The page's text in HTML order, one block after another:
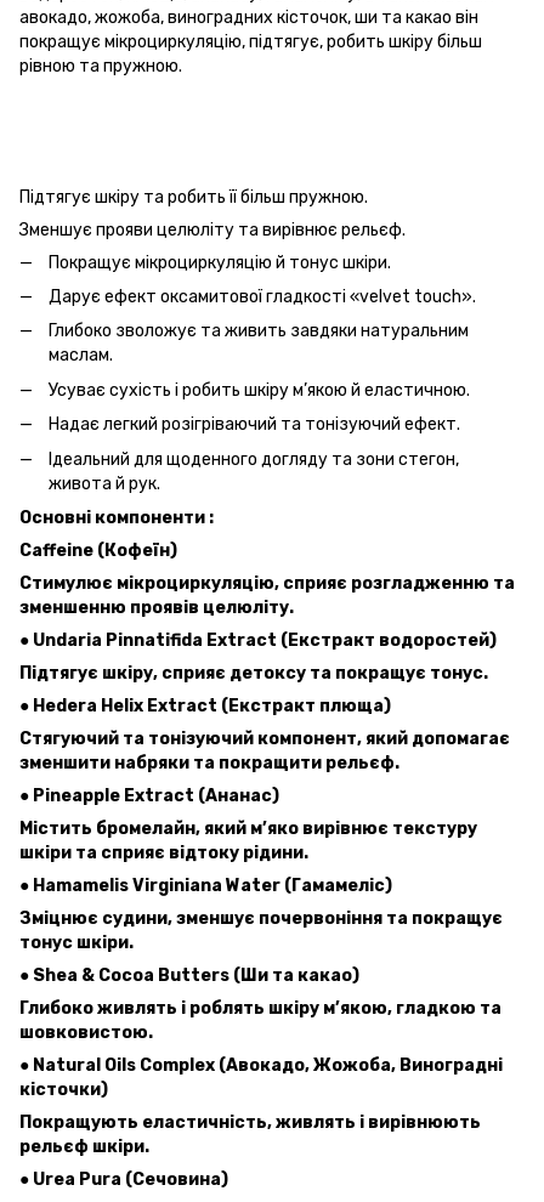
авокадо, жожоба, виноградних кісточок, ши та какао він
покращує мікроциркуляцію, підтягує, робить шкіру більш
рівною та пружною.
Підтягує шкіру та робить її більш пружною.
Зменшує прояви целюліту та вирівнює рельєф.
Покращує мікроциркуляцію й тонус шкіри.
Дарує ефект оксамитової гладкості «velvet touch».
Глибоко зволожує та живить завдяки натуральним
маслам.
Усуває сухість і робить шкіру м’якою й еластичною.
Надає легкий розігріваючий та тонізуючий ефект.
Ідеальний для щоденного догляду та зони стегон,
живота й рук.
Основні компоненти :
Caffeine (Кофеїн)
Стимулює мікроциркуляцію, сприяє розгладженню та
зменшенню проявів целюліту.
● Undaria Pinnatifida Extract (Екстракт водоростей)
Підтягує шкіру, сприяє детоксу та покращує тонус.
● Hedera Helix Extract (Екстракт плюща)
Стягуючий та тонізуючий компонент, який допомагає
зменшити набряки та покращити рельєф.
● Pineapple Extract (Ананас)
Містить бромелайн, який м’яко вирівнює текстуру
шкіри та сприяє відтоку рідини.
● Hamamelis Virginiana Water (Гамамеліс)
Зміцнює судини, зменшує почервоніння та покращує
тонус шкіри.
● Shea & Cocoa Butters (Ши та какао)
Глибоко живлять і роблять шкіру м’якою, гладкою та
шовковистою.
● Natural Oils Complex (Авокадо, Жожоба, Виноградні
кісточки)
Покращують еластичність, живлять і вирівнюють
рельєф шкіри.
● Urea Pura (Сечовина)